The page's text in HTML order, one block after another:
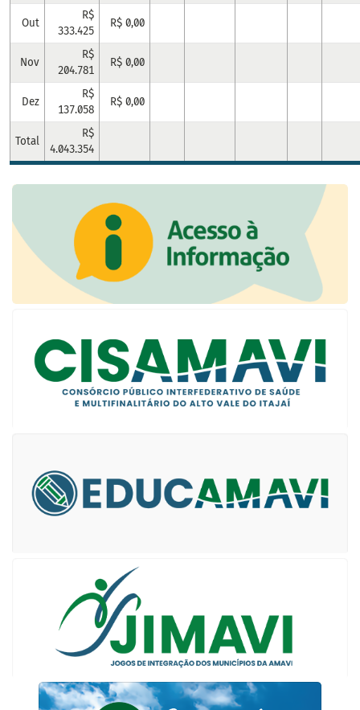
Out
R$
333.425
R$ 0,00
Nov
R$
204.781
R$ 0,00
Dez
R$
137.058
R$ 0,00
Total
R$
4.043.354